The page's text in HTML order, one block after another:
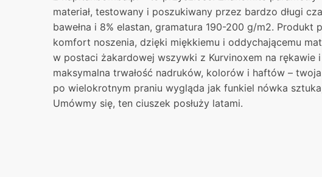
materiał, testowany i poszukiwany przez bardzo długi
bawełna i 8% elastan, gramatura 190-200 g/m2. Produkt
komfort noszenia, dzięki miękkiemu i oddychającemu
w postaci żakardowej wszywki z Kurvinoxem na rękawie
maksymalna trwałość nadruków, kolorów i haftów –
po wielokrotnym praniu wygląda jak funkiel nówka
Umówmy się, ten ciuszek posłuży latami.